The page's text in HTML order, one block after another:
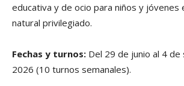
educativa y de ocio para niños y jóvenes
natural privilegiado.
Fechas y turnos: Del 29 de junio al 4
2026 (10 turnos semanales).